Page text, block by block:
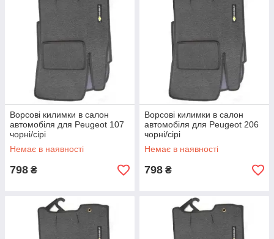
Ворсові килимки в салон
автомобіля для Peugeot 107
чорні/сірі
Немає в наявності
798 ₴
Ворсові килимки в салон
автомобіля для Peugeot 206
чорні/сірі
Немає в наявності
798 ₴